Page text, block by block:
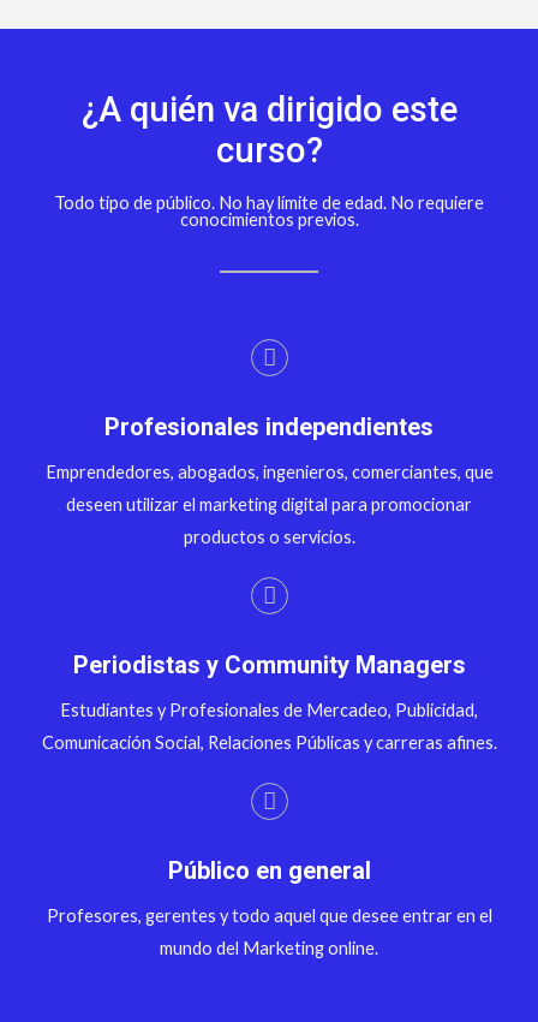
¿A quién va dirigido este
curso?
Todo tipo de público. No hay límite de edad. No requiere
conocimientos previos.
Profesionales independientes
Emprendedores, abogados, ingenieros, comerciantes, que
deseen utilizar el marketing digital para promocionar
productos o servicios.
Periodistas y Community Managers
Estudiantes y Profesionales de Mercadeo, Publicidad,
Comunicación Social, Relaciones Públicas y carreras afines.
Público en general
Profesores, gerentes y todo aquel que desee entrar en el
mundo del Marketing online.